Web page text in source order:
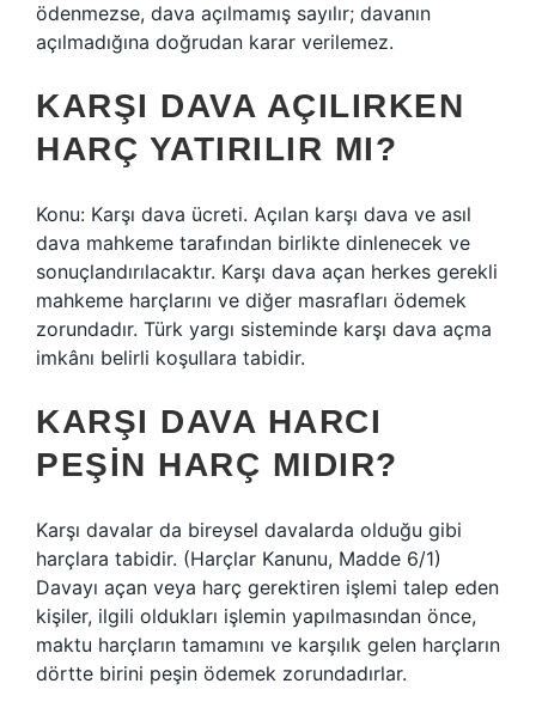
ödenmezse, dava açılmamış sayılır; davanın
açılmadığına doğrudan karar verilemez.
KARŞI DAVA AÇILIRKEN
HARÇ YATIRILIR MI?
Konu: Karşı dava ücreti. Açılan karşı dava ve asıl
dava mahkeme tarafından birlikte dinlenecek ve
sonuçlandırılacaktır. Karşı dava açan herkes gerekli
mahkeme harçlarını ve diğer masrafları ödemek
zorundadır. Türk yargı sisteminde karşı dava açma
imkânı belirli koşullara tabidir.
KARŞI DAVA HARCI
PEŞIN HARÇ MIDIR?
Karşı davalar da bireysel davalarda olduğu gibi
harçlara tabidir. (Harçlar Kanunu, Madde 6/1)
Davayı açan veya harç gerektiren işlemi talep eden
kişiler, ilgili oldukları işlemin yapılmasından önce,
maktu harçların tamamını ve karşılık gelen harçların
dörtte birini peşin ödemek zorundadırlar.